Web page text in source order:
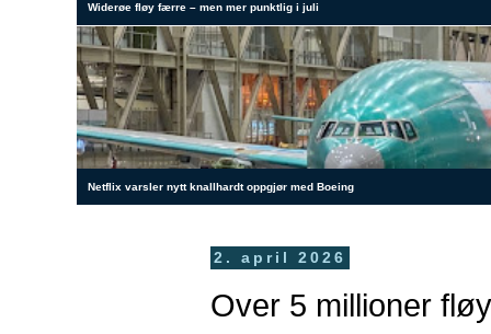
Widerøe fløy færre – men mer punktlig i juli
Netflix varsler nytt knallhardt oppgjør med Boeing
2. april 2026
Over 5 millioner